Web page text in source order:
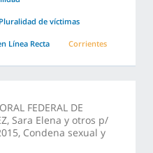
Pluralidad de víctimas
Línea Recta Corrientes
FEDERAL DE
Sara Elena y otros p/
Condena sexual y